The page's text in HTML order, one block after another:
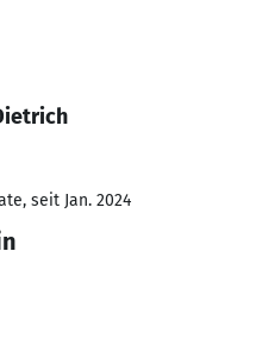
seit Jan. 2024